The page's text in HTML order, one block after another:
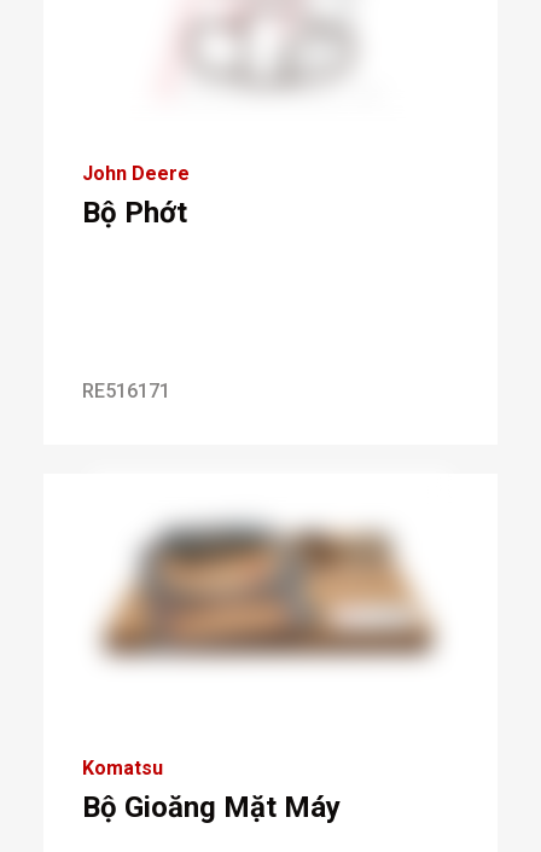
John Deere
Bộ Phớt
RE516171
Komatsu
Bộ Gioăng Mặt Máy